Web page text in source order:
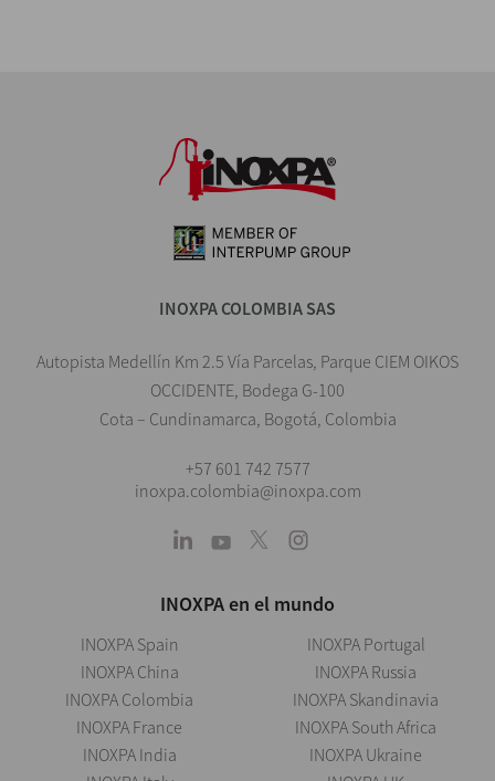
INOXPA COLOMBIA SAS
Autopista Medellín Km 2.5 Vía Parcelas, Parque CIEM OIKOS
OCCIDENTE, Bodega G-100
Cota – Cundinamarca, Bogotá, Colombia
+57 601 742 7577
inoxpa.colombia@inoxpa.com
INOXPA en el mundo
INOXPA Spain
INOXPA China
INOXPA Colombia
INOXPA France
INOXPA India
INOXPA Portugal
INOXPA Russia
INOXPA Skandinavia
INOXPA South Africa
INOXPA Ukraine